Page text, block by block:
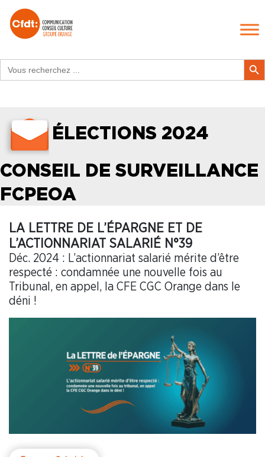
for:
Search
ÉLECTIONS 2024
CONSEIL DE SURVEILLANCE
FCPEOA
LA LETTRE DE L’ÉPARGNE ET DE
L’ACTIONNARIAT SALARIÉ N°39
Déc. 2024 : L’actionnariat salarié mérite d’être
respecté : condamnée une nouvelle fois au
Tribunal, en appel, la CFE CGC Orange dans le
déni !